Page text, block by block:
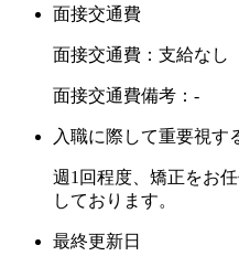
面接交通費
面接交通費：支給なし
面接交通費備考：-
入職に際して重要視す
週1回程度、矯正をお
しております。
最終更新日